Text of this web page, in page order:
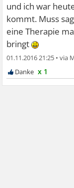
und ich war
kommt. Muss
eine Therapie
bringt
01.11.2016 21:25 •
x 1